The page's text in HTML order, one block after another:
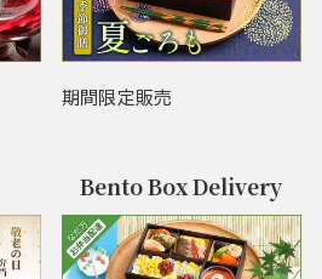
期間限定販売
Bento Box Delivery